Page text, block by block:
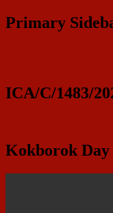
Primary
ICA/C/1483/
Kokborok Day